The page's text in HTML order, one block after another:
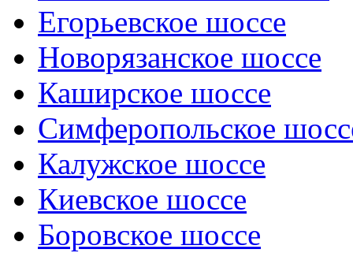
Егорьевское шоссе
Новорязанское шоссе
Каширское шоссе
Симферопольское
Калужское шоссе
Киевское шоссе
Боровское шоссе